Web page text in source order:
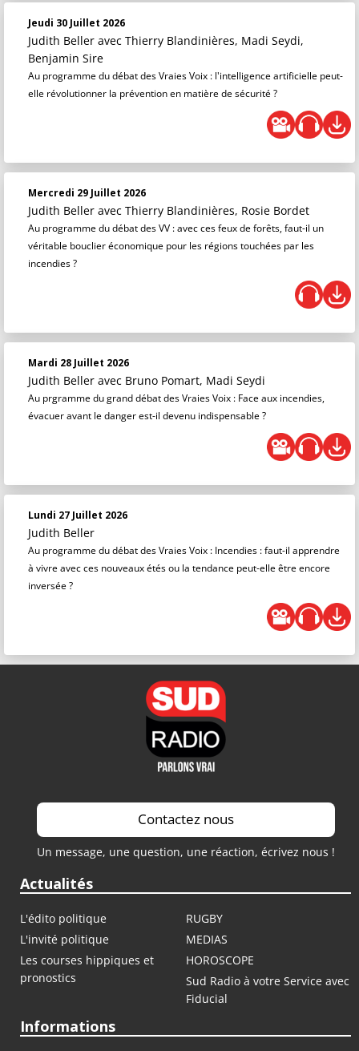
Jeudi 30 Juillet 2026
Judith Beller avec Thierry Blandinières, Madi Seydi,
Benjamin Sire
Au programme du débat des Vraies Voix : l'intelligence artificielle peut-
elle révolutionner la prévention en matière de sécurité ?
Mercredi 29 Juillet 2026
Judith Beller avec Thierry Blandinières, Rosie Bordet
Au programme du débat des VV : avec ces feux de forêts, faut-il un
véritable bouclier économique pour les régions touchées par les
incendies ?
Mardi 28 Juillet 2026
Judith Beller avec Bruno Pomart, Madi Seydi
Au prgramme du grand débat des Vraies Voix : Face aux incendies,
évacuer avant le danger est-il devenu indispensable ?
Lundi 27 Juillet 2026
Judith Beller
Au programme du débat des Vraies Voix : Incendies : faut-il apprendre
à vivre avec ces nouveaux étés ou la tendance peut-elle être encore
inversée ?
Contactez nous
Un message, une question, une réaction, écrivez nous !
Actualités
L'édito politique
RUGBY
L'invité politique
MEDIAS
Les courses hippiques et
pronostics
HOROSCOPE
Sud Radio à votre Service avec
Fiducial
Informations